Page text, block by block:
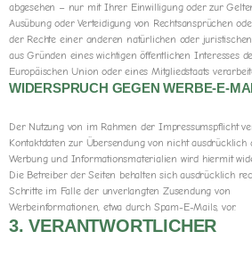
abgesehen – nur mit Ihrer Einwilligung oder zur
Ausübung oder Verteidigung von Rechtsansprüchen
der Rechte einer anderen natürlichen oder
aus Gründen eines wichtigen öffentlichen Interesses
Europäischen Union oder eines Mitgliedstaats
WIDERSPRUCH GEGEN WERBE-E-
Der Nutzung von im Rahmen der Impressumspflicht
Kontaktdaten zur Übersendung von nicht ausdrücklich
Werbung und Informationsmaterialien wird hiermit
Die Betreiber der Seiten behalten sich ausdrücklich
Schritte im Falle der unverlangten Zusendung von
Werbeinformationen, etwa durch Spam-E-Mails, vor.
3. VERANTWORTLICHER